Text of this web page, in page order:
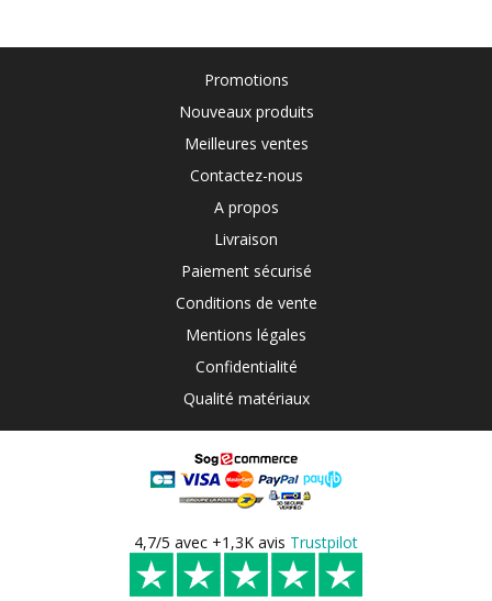
Promotions
Nouveaux produits
Meilleures ventes
Contactez-nous
A propos
Livraison
Paiement sécurisé
Conditions de vente
Mentions légales
Confidentialité
Qualité matériaux
4,7/5 avec +1,3K avis Trustpilot